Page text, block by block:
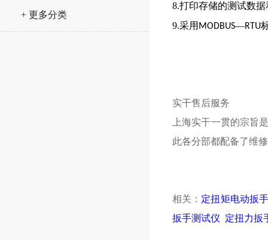
+ 更多分类
8.打印存储的测试数
9.采用 MODBUS—RTU
实干售后服务
上海实干一贯的宗旨
此各分部都配备了维
相关： 定扭矩电动扳
扳手测试仪 定扭力扳